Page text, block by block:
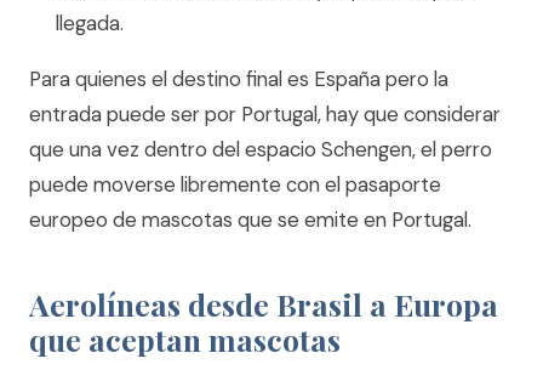
llegada.
Para quienes el destino final es España pero la
entrada puede ser por Portugal, hay que considerar
que una vez dentro del espacio Schengen, el perro
puede moverse libremente con el pasaporte
europeo de mascotas que se emite en Portugal.
Aerolíneas desde Brasil a Europa
que aceptan mascotas